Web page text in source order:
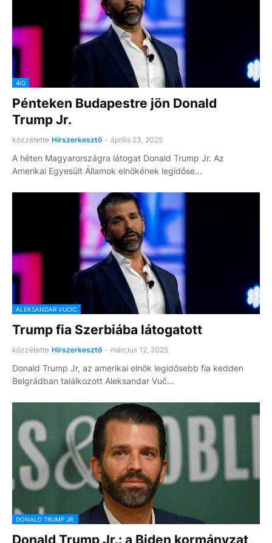
4IG
Pénteken Budapestre jön Donald
Trump Jr.
közzétette Hírszerkesztő - április 23, 2025
A héten Magyarországra látogat Donald Trump Jr. Az
Amerikai Egyesült Államok elnökének legidőse…
ALEKSANDAR VUCIC
Trump fia Szerbiába látogatott
közzétette Hírszerkesztő - március 12, 2025
Donald Trump Jr, az amerikai elnök legidősebb fia kedden
Belgrádban találkozott Aleksandar Vuč…
DONALD TRUMP JR.
Donald Trump Jr.: a Biden kormányzat